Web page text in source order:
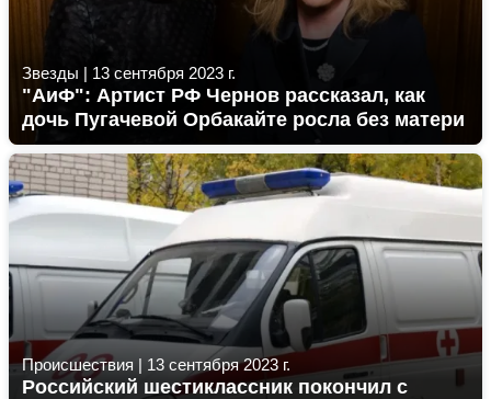
Звезды | 13 сентября 2023 г.
"АиФ": Артист РФ Чернов рассказал, как
дочь Пугачевой Орбакайте росла без матери
Происшествия | 13 сентября 2023 г.
Российский шестиклассник покончил с